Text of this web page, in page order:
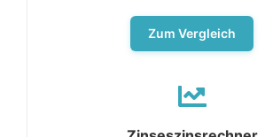
Zum Vergleich